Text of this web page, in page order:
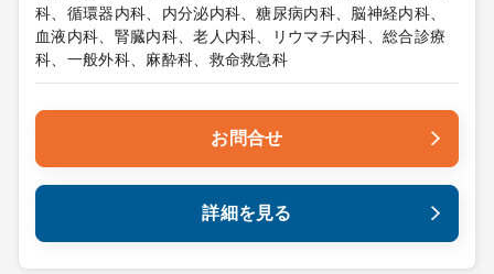
科、循環器内科、内分泌内科、糖尿病内科、脳神経内科、
血液内科、腎臓内科、老人内科、リウマチ内科、総合診療
科、一般外科、麻酔科、救命救急科
お問合せ
詳細を見る